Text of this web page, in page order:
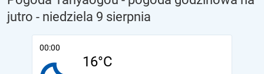
jutro - niedziela 9 sierpnia
00:00
16°C